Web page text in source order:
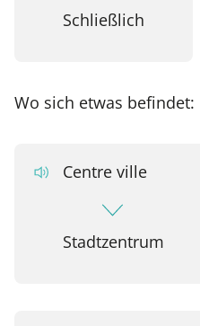
Schließlich
Wo sich etwas befindet:
Centre ville
Stadtzentrum